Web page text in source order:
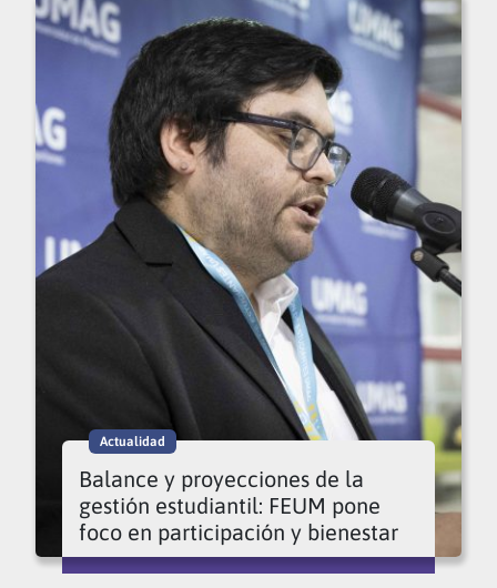
Actualidad
Balance y proyecciones de la
gestión estudiantil: FEUM pone
foco en participación y bienestar